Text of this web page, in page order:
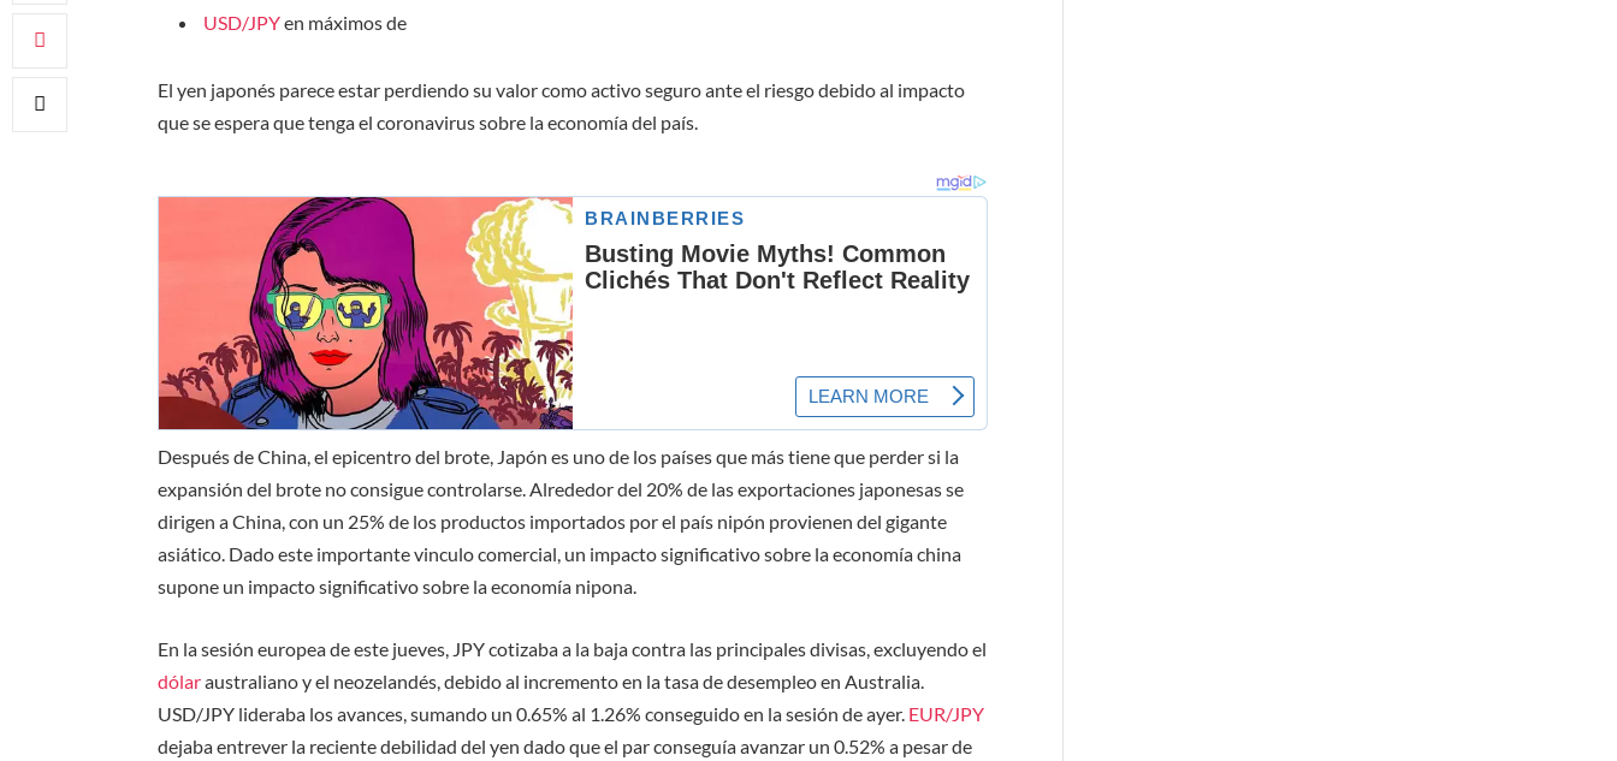
USD/JPYen máximos de
El yen japonés parece estar perdiendo su valor como activo seguro ante el riesgo debido al impacto
que se espera que tenga el coronavirus sobre la economía del país.
Después de China, el epicentro del brote, Japón es uno de los países que más tiene que perder si la
expansión del brote no consigue controlarse. Alrededor del 20% de las exportaciones japonesas se
dirigen a China, con un 25% de los productos importados por el país nipón provienen del gigante
asiático. Dado este importante vinculo comercial, un impacto significativo sobre la economía china
supone un impacto significativo sobre la economía nipona.
En la sesión europea de este jueves, JPY cotizaba a la baja contra las principales divisas, excluyendo el
dólaraustraliano y el neozelandés, debido al incremento en la tasa de desempleo en Australia.
USD/JPY lideraba los avances, sumando un 0.65% al 1.26% conseguido en la sesión de ayer. EUR/JPY
dejaba entrever la reciente debilidad del yen dado que el par conseguía avanzar un 0.52% a pesar de